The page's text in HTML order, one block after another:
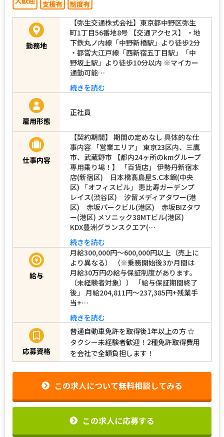
勤務地
【弥生交通株式会社】東京都中野区弥生
町1丁目56番地8号 【交通アクセス】 ・地
下鉄丸ノ内線「中野新橋駅」より徒歩2分
・都営大江戸線「西新宿五丁目駅」「中
野坂上駅」より徒歩10分以内 ※マイカー
通勤可能…
続きを読む
雇用形態
正社員
仕事内容
【契約期間】 期間の定めなし 具体的な仕
事内容 「営業エリア」 東京23区内、三鷹
市、武蔵野市 【都内24ヶ所のkmグループ
専用乗り場！】 「百貨店」 伊勢丹新宿本
店(新宿区) 日本橋髙島屋S.C本館(中央
区) 「オフィスビル」 恵比寿ガーデンプ
レイス(渋谷区) 汐留メディアタワー(港
区) 赤坂パークビル(港区) 赤坂BIZタワ
ー(港区) メソニック38MTビル(港区)
KDX豊洲グランスクエア(…
続きを読む
給与
月給300,000円～600,000円以上（売上に
より異なる） （※乗務開始後3か月間は
月給30万円の給与保証制度があります。
（未経験者対象）） 「給与保証期間終了
後」 月給204,811円～237,385円+残業手
当+…
続きを読む
応募資格
普通自動車免許を取得後1年以上の方☆
タクシー未経験者歓迎！2種免許取得費用
を会社で全額負担します！
この求人について無料相談してみる
この求人に応募する